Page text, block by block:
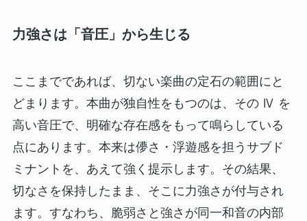
力強さは「音圧」から生じる
ここまでであれば、切ない楽曲の定石の範囲にと
どまります。本曲が独自性をもつのは、その Ⅳ を
高い音圧で、明確な存在感をもって鳴らしている
点にあります。本来は儚さ・浮遊感を担うサブド
ミナントを、あえて強く提示します。その結果、
切なさを保持したまま、そこに力強さが付与され
ます。すなわち、脆弱さと強さが同一和音の内部